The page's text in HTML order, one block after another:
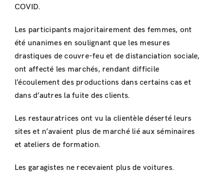
COVID.
Les participants majoritairement des femmes, ont
été unanimes en soulignant que les mesures
drastiques de couvre-feu et de distanciation sociale,
ont affecté les marchés, rendant difficile
l’écoulement des productions dans certains cas et
dans d’autres la fuite des clients.
Les restauratrices ont vu la clientèle déserté leurs
sites et n’avaient plus de marché lié aux séminaires
et ateliers de formation.
Les garagistes ne recevaient plus de voitures.